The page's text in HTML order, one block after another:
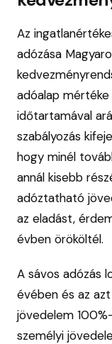
Az
adózása
adóalap mértéke
időtartamával
szabályozás
hogy minél
annál kisebb
adóztatható
az eladást,
évben örököltél.
A sávos adózás
évében és az
jövedelem
személyi